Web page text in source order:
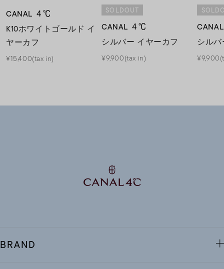
CANAL ４℃
K10ホワイトゴールド イ
ヤーカフ
¥15,400(tax in)
SOLDOUT
CANAL ４℃
シルバー イヤーカフ
¥9,900(tax in)
シル
BRAND